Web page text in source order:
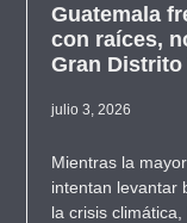
Guatemala
con raíces,
Gran Distrito
julio 3, 2026
Mientras la
intentan levantar
la crisis